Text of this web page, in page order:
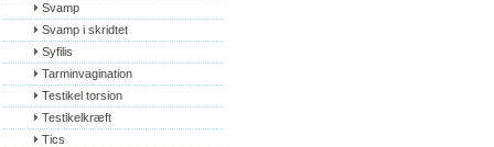
Svamp
Svamp i skridtet
Syfilis
Tarminvagination
Testikel torsion
Testikelkræft
Tics